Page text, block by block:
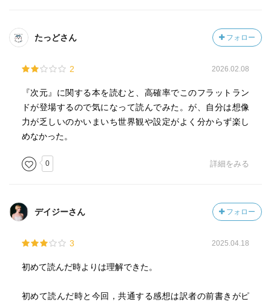
・そして、自分の生きている世界よりも高/多次元な世界が
存在する可能性があると認識すること
たっどさん フォロー
2 2026.02.08
『次元』に関する本を読むと、高確率でこのフラットラン
ドが登場するので気になって読んでみた。が、自分は想像
力が乏しいのかいまいち世界観や設定がよく分からず楽し
めなかった。
0 詳細をみる
デイジーさん フォロー
3 2025.04.18
初めて読んだ時よりは理解できた。
初めて読んだ時と今回，共通する感想は訳者の前書きがピ